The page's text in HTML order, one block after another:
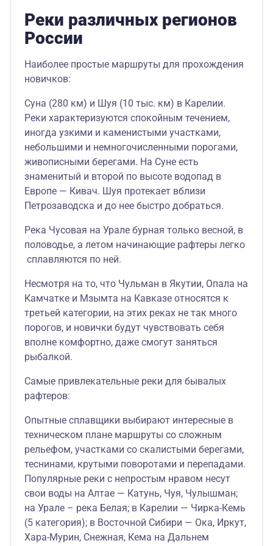
Реки различных регионов
России
Наиболее простые маршруты для прохождения
новичков:
Суна (280 км) и Шуя (10 тыс. км) в Карелии.
Реки характеризуются спокойным течением,
иногда узкими и каменистыми участками,
небольшими и немногочисленными порогами,
живописными берегами. На Суне есть
знаменитый и второй по высоте водопад в
Европе — Кивач. Шуя протекает вблизи
Петрозаводска и до нее быстро добраться.
Река Чусовая на Урале бурная только весной, в
половодье, а летом начинающие рафтеры легко
сплавляются по ней.
Несмотря на то, что Чульман в Якутии, Опала на
Камчатке и Мзымта на Кавказе относятся к
третьей категории, на этих реках не так много
порогов, и новички будут чувствовать себя
вполне комфортно, даже смогут заняться
рыбалкой.
Самые привлекательные реки для бывалых
рафтеров:
Опытные сплавщики выбирают интересные в
техническом плане маршруты со сложным
рельефом, участками со скалистыми берегами,
теснинами, крутыми поворотами и перепадами.
Популярные реки с непростым нравом несут
свои воды на Алтае — Катунь, Чуя, Чулышман;
на Урале – река Белая; в Карелии — Чирка-Кемь
(5 категория); в Восточной Сибири — Ока, Иркут,
Хара-Мурин, Снежная, Кема на Дальнем